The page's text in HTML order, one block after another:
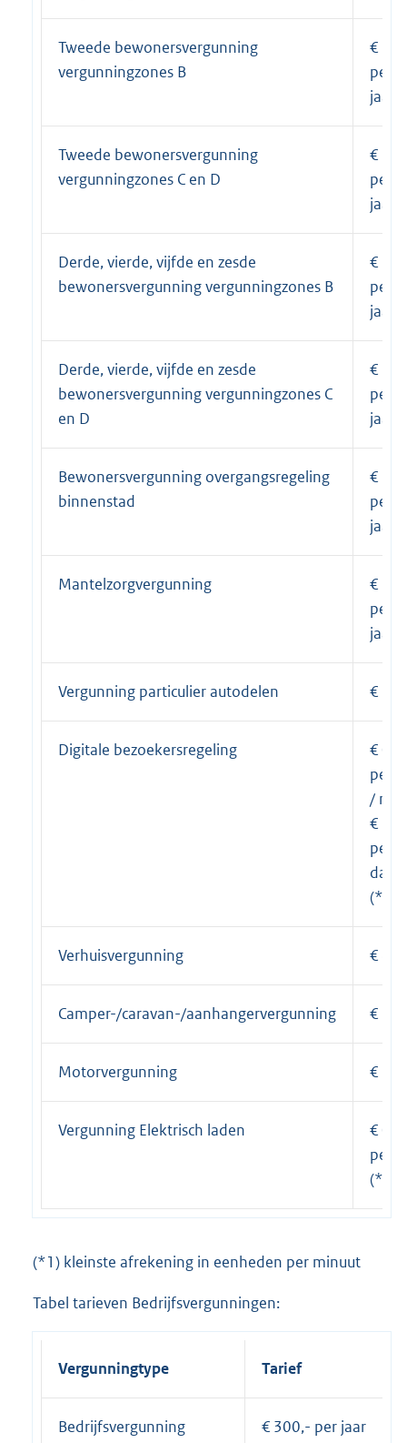
Tweede bewonersvergunning
vergunningzones B
€
per
jaar
Tweede bewonersvergunning
vergunningzones C en D
€
per
jaar
Derde, vierde, vijfde en zesde
bewonersvergunning vergunningzones B
€
per
jaar
Derde, vierde, vijfde en zesde
bewonersvergunning vergunningzones C
en D
€
per
jaar
Bewonersvergunning overgangsregeling
binnenstad
€
per
jaar
Mantelzorgvergunning
€
per
jaar
Vergunning particulier autodelen €
Digitale bezoekersregeling
€
per
/
€
per
dag
(*1)
Verhuisvergunning €
Camper-/caravan-/aanhangervergunning €
Motorvergunning €
Vergunning Elektrisch laden
€
per
(*1)
(*1) kleinste afrekening in eenheden per minuut
Tabel tarieven Bedrijfsvergunningen:
Vergunningtype Tarief
Bedrijfsvergunning
€ 300,- per jaar